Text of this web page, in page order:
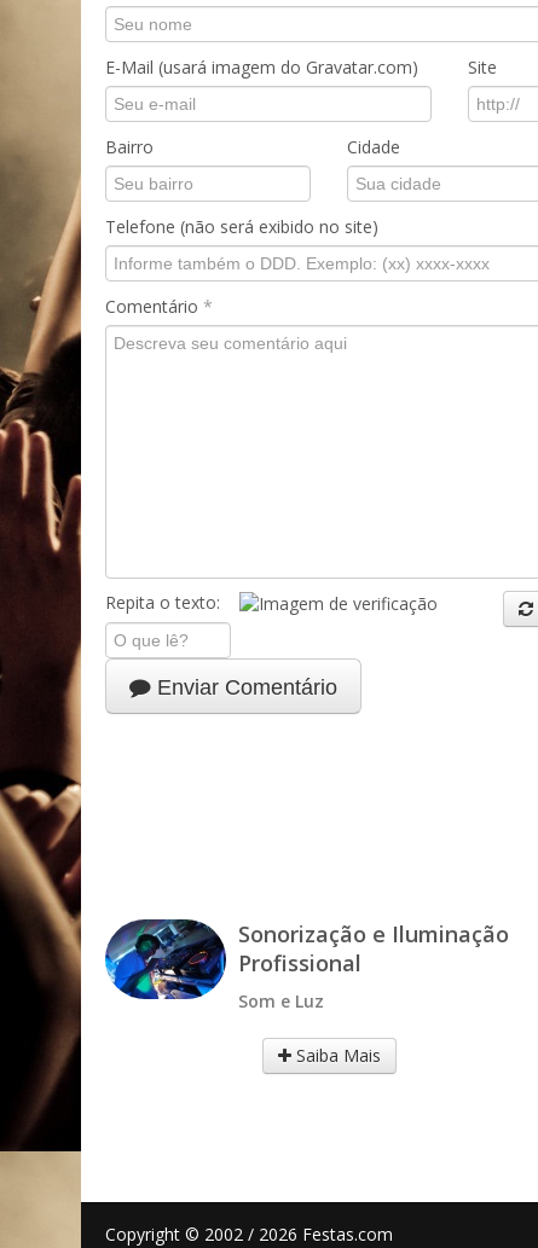
E-Mail (usará imagem do Gravatar.com) Site
Bairro Cidade
Telefone (não será exibido no site)
Comentário *
Repita o texto:
Enviar Comentário
Sonorização e Iluminação
Profissional
Som e Luz
Saiba Mais
Copyright © 2002 / 2026 Festas.com